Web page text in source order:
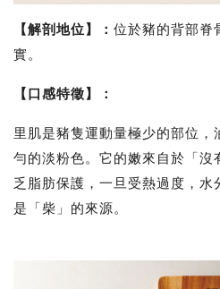
【解剖地位】 ： 位於豬的背部脊
實。
【口感特徵】 ：
里肌是豬隻運動量極少的部位，
勻的淡粉色。它的嫩來自於「沒
乏脂肪保護，一旦受熱過度，水
是「柴」的來源。